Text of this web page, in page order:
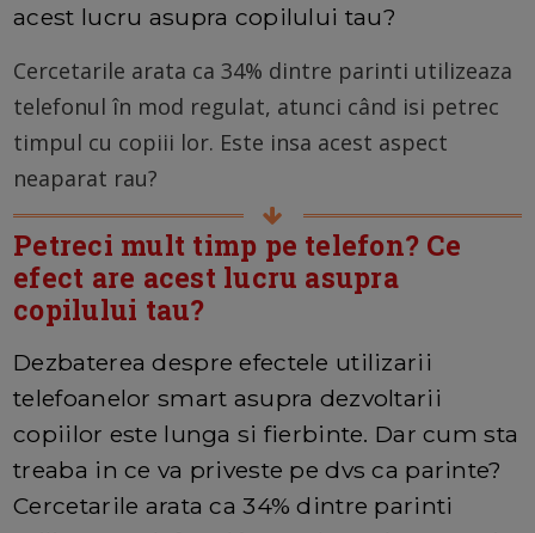
acest lucru asupra copilului tau?
Cercetarile arata ca 34% dintre parinti utilizeaza
telefonul în mod regulat, atunci când isi petrec
timpul cu copiii lor. Este insa acest aspect
neaparat rau?
Petreci mult timp pe telefon? Ce
efect are acest lucru asupra
copilului tau?
Dezbaterea despre efectele utilizarii
telefoanelor smart asupra dezvoltarii
copiilor este lunga si fierbinte. Dar cum sta
treaba in ce va priveste pe dvs ca parinte?
Cercetarile arata ca 34% dintre parinti